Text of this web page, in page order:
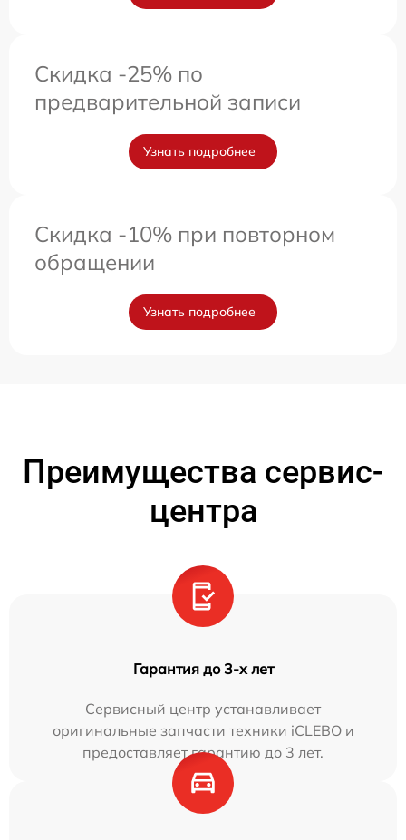
Скидка -25% по
предварительной записи
Узнать подробнее
Скидка -10% при повторном
обращении
Узнать подробнее
Преимущества сервис-
центра
Гарантия до 3-х лет
Сервисный центр устанавливает
оригинальные запчасти техники iCLEBO и
предоставляет гарантию до 3 лет.